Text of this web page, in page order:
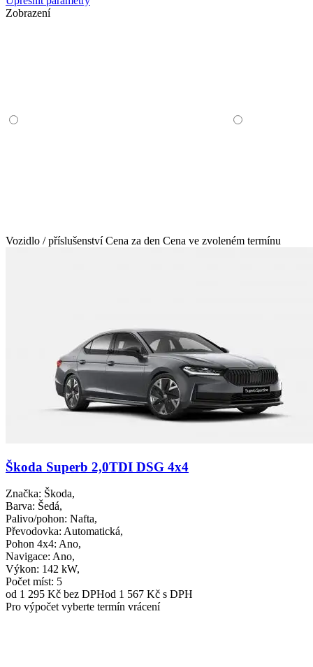
Zobrazení
Vozidlo / příslušenstvíCena za den Cena ve zvoleném termínu
Škoda Superb 2,0TDI DSG 4x4
Značka: Škoda,
Barva: Šedá,
Palivo/pohon: Nafta,
Převodovka: Automatická,
Pohon 4x4: Ano,
Navigace: Ano,
Výkon: 142 kW,
Počet míst: 5
od 1 295 Kč bez DPHod 1 567 Kč s DPH
Pro výpočet vyberte termín vrácení